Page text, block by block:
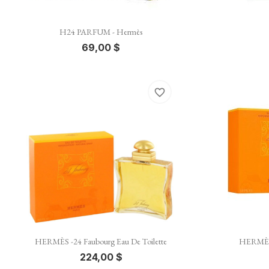
Vista rápida
H24 PARFUM - Hermès
69,00 $
 Vista rápida
HERMÈS -24 Faubourg Eau De Toilette
224,00 $
favorite_border